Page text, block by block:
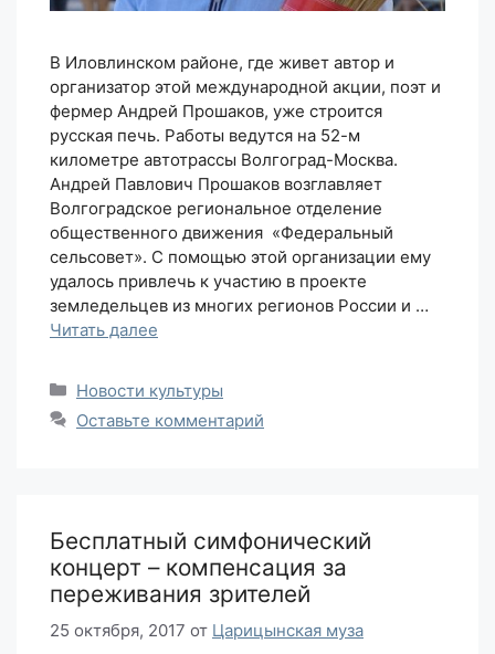
В Иловлинском районе, где живет автор и
организатор этой международной акции, поэт и
фермер Андрей Прошаков, уже строится
русская печь. Работы ведутся на 52-м
километре автотрассы Волгоград-Москва.
Андрей Павлович Прошаков возглавляет
Волгоградское региональное отделение
общественного движения «Федеральный
сельсовет». С помощью этой организации ему
удалось привлечь к участию в проекте
земледельцев из многих регионов России и …
Читать далее
Рубрики
Новости культуры
Оставьте комментарий
Бесплатный симфонический
концерт – компенсация за
переживания зрителей
25 октября, 2017 от Царицынская муза